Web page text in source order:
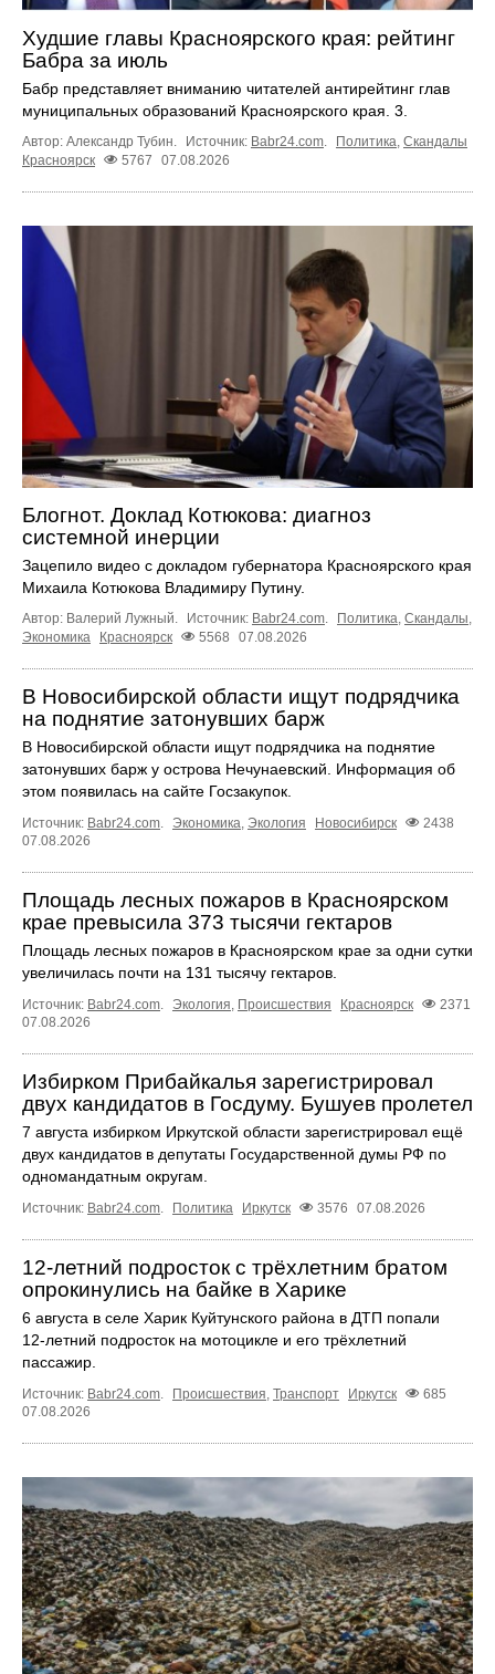
Худшие главы Красноярского края: рейтинг
Бабра за июль
Бабр представляет вниманию читателей антирейтинг глав
муниципальных образований Красноярского края. 3.
Автор: Александр Тубин. Источник: Babr24.com. Политика, Скандалы
Красноярск
5767 07.08.2026
Блогнот. Доклад Котюкова: диагноз
системной инерции
Зацепило видео с докладом губернатора Красноярского края
Михаила Котюкова Владимиру Путину.
Автор: Валерий Лужный. Источник: Babr24.com Политика Скандалы
Экономика
Красноярск 5568 07.08.2026
В Новосибирской области ищут подрядчика
на поднятие затонувших барж
В Новосибирской области ищут подрядчика на поднятие
затонувших барж у острова Нечунаевский. Информация об
этом появилась на сайте Госзакупок.
Источник: Babr24.com. Экономика, Экология Новосибирск
2438
07.08.2026
Площадь лесных пожаров в Красноярском
крае превысила 373 тысячи гектаров
Площадь лесных пожаров в Красноярском крае за одни сутки
увеличилась почти на 131 тысячу гектаров.
Источник: Babr24.com. Экология, Происшествия Красноярск
2371
07.08.2026
Избирком Прибайкалья зарегистрировал
двух кандидатов в Госдуму. Бушуев пролетел
7 августа избирком Иркутской области зарегистрировал ещё
двух кандидатов в депутаты Государственной думы РФ по
одномандатным округам.
Источник: Babr24.com. Политика Иркутск 3576 07.08.2026
12‑летний подросток с трёхлетним братом
опрокинулись на байке в Харике
6 августа в селе Харик Куйтунского района в ДТП попали
12‑летний подросток на мотоцикле и его трёхлетний
пассажир.
Источник: Babr24.com. Происшествия, Транспорт Иркутск
685
07.08.2026